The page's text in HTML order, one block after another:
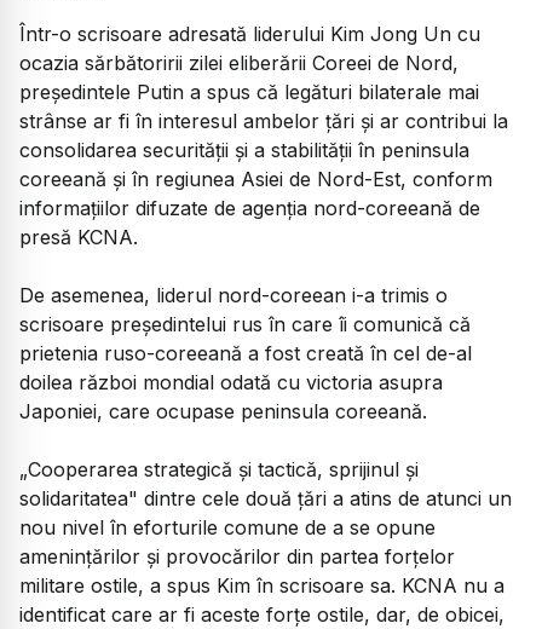
Într-o scrisoare adresată liderului Kim Jong Un cu
ocazia sărbătoririi zilei eliberării Coreei de Nord,
preşedintele Putin a spus că legături bilaterale mai
strânse ar fi în interesul ambelor ţări şi ar contribui la
consolidarea securităţii şi a stabilităţii în peninsula
coreeană şi în regiunea Asiei de Nord-Est, conform
informaţiilor difuzate de agenţia nord-coreeană de
presă KCNA.
De asemenea, liderul nord-coreean i-a trimis o
scrisoare preşedintelui rus în care îi comunică că
prietenia ruso-coreeană a fost creată în cel de-al
doilea război mondial odată cu victoria asupra
Japoniei, care ocupase peninsula coreeană.
„Cooperarea strategică şi tactică, sprijinul şi
solidaritatea" dintre cele două ţări a atins de atunci un
nou nivel în eforturile comune de a se opune
ameninţărilor şi provocărilor din partea forţelor
militare ostile, a spus Kim în scrisoare sa. KCNA nu a
identificat care ar fi aceste forţe ostile, dar, de obicei,